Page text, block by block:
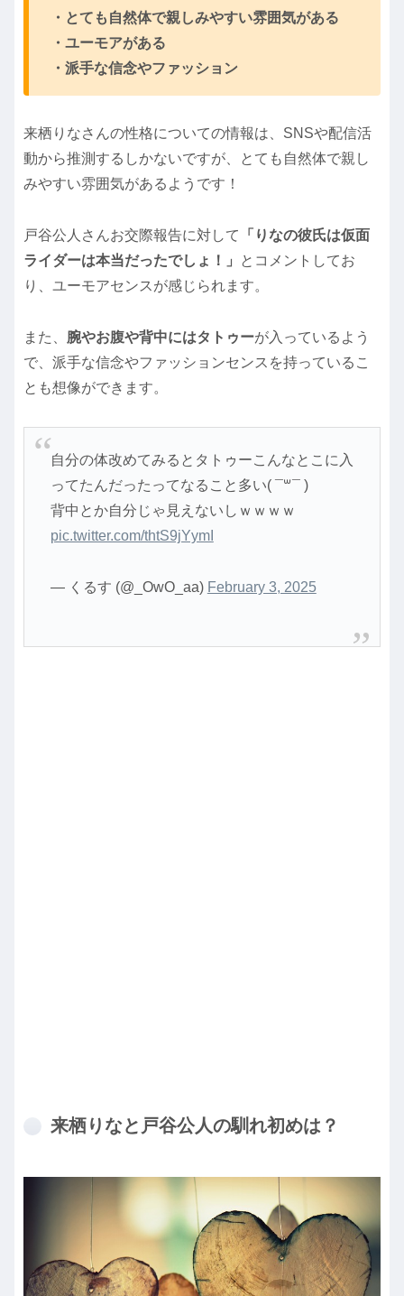
・とても自然体で親しみやすい雰囲気がある
・ユーモアがある
・派手な信念やファッション
来栖りなさんの性格についての情報は、SNSや配信活
動から推測するしかないですが、とても自然体で親し
みやすい雰囲気があるようです！
戸谷公人さんお交際報告に対して
「りなの彼氏は仮面
ライダーは本当だったでしょ！」
とコメントしてお
り、ユーモアセンスが感じられます。
また、 腕やお腹や背中にはタトゥーが入っているよう
で、派手な信念やファッションセンスを持っているこ
とも想像ができます。
自分の体改めてみるとタトゥーこんなとこに入
ってたんだったってなること多い( ¯꒳¯ )
背中とか自分じゃ見えないしｗｗｗｗ
pic.twitter.com/thtS9jYymI
— くるす (@_OwO_aa) February 3, 2025
来栖りなと戸谷公人の馴れ初めは？